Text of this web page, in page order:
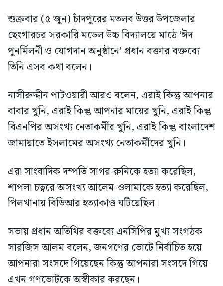
শুক্রবার (৫ জুন) চাঁদপুরের মতলব উত্তর উপজেলার
ছেংগারচর সরকারি মডেল উচ্চ বিদ্যালয়ে মাঠে ‘ঈদ
পুনর্মিলনী ও যোগদান অনুষ্ঠানে’ প্রধান বক্তার বক্তব্যে
তিনি এসব কথা বলেন।
নাসীরুদ্দীন পাটওয়ারী আরও বলেন, এরাই কিন্তু আপনার
বাবার খুনি, এরাই কিন্তু আপনার মায়ের খুনি, এরাই কিন্তু
বিএনপির অসংখ্য নেতাকর্মীর খুনি, এরাই কিন্তু বাংলাদেশ
জামায়াতে ইসলামের অসংখ্য নেতাকর্মীদের খুনি।
এরা সাংবাদিক দম্পতি সাগর-রুনিকে হত্যা করেছিল,
শাপলা চত্বরে অসংখ্য আলেম-ওলামাকে হত্যা করেছিল,
পিলখানায় বিডিআর হত্যাকাণ্ড ঘটিয়েছিল।
সভায় প্রধান অতিথির বক্তব্যে এনসিপির মুখ্য সংগঠক
সারজিস আলম বলেন, জনগণের ভোটে নির্বাচিত হয়ে
আপনারা সংসদে গিয়েছেন কিন্তু আপনারা সংসদে গিয়ে
এখন গণভোটকে অস্বীকার করছেন।